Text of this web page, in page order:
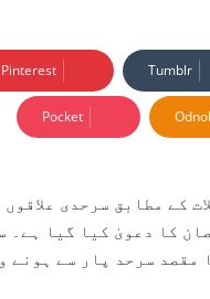
Tumblr
Pinterest
Pocket
کے مطابق سرحدی
کا دعویٰ کیا گیا ہے۔
مقصد سرحد پار سے ہونے